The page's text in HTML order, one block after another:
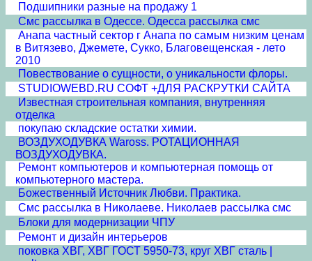
Подшипники разные на продажу 1
Смс рассылка в Одессе. Одесса рассылка смс
Анапа частный сектор г Анапа по самым низким ценам
в Витязево, Джемете, Сукко, Благовещенская - лето
2010
Повествование о сущности, о уникальности флоры.
STUDIOWEBD.RU СОФТ +ДЛЯ РАСКРУТКИ САЙТА
Известная строительная компания, внутренняя
отделка
покупаю складские остатки химии.
ВОЗДУХОДУВКА Waross. РОТАЦИОННАЯ
ВОЗДУХОДУВКА.
Ремонт компьютеров и компьютерная помощь от
компьютерного мастера.
Божественный Источник Любви. Практика.
Смс рассылка в Николаеве. Николаев рассылка смс
Блоки для модернизации ЧПУ
Ремонт и дизайн интерьеров
поковка ХВГ, ХВГ ГОСТ 5950-73, круг ХВГ сталь |